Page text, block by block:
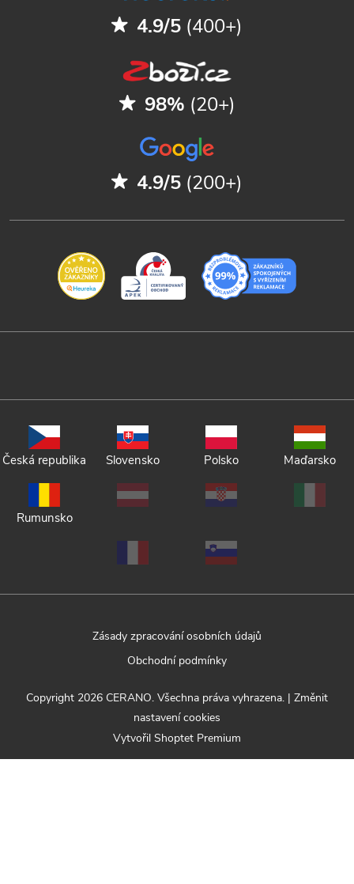
4.9/5 (400+)
98% (20+)
4.9/5 (200+)
Česká republika Slovensko Polsko Maďarsko
Rumunsko
Zásady zpracování osobních údajů
Obchodní podmínky
Vytvořil Shoptet Premium
Copyright 2026 CERANO. Všechna práva vyhrazena. | Změnit
nastavení cookies